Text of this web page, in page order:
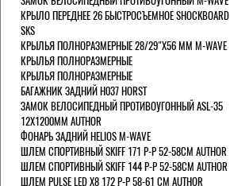
КРЫЛО ПЕРЕДНЕЕ 26 БЫСТРОСЪЕМНОЕ SHOCKBOARD
SKS
КРЫЛЬЯ ПОЛНОРАЗМЕРНЫЕ 28/29"Х56 ММ M-WAVE
КРЫЛЬЯ ПОЛНОРАЗМЕРНЫЕ
КРЫЛЬЯ ПОЛНОРАЗМЕРНЫЕ
БАГАЖНИК ЗАДНИЙ H037 HORST
ЗАМОК ВЕЛОСИПЕДНЫЙ ПРОТИВОУГОННЫЙ ASL-35
12Х1200ММ AUTHOR
ФОНАРЬ ЗАДНИЙ HELIOS M-WAVE
ШЛЕМ СПОРТИВНЫЙ SKIFF 171 Р-Р 52-58СМ AUTHOR
ШЛЕМ СПОРТИВНЫЙ SKIFF 144 Р-Р 52-58СМ AUTHOR
ШЛЕМ PULSE LED X8 172 Р-Р 58-61 СМ AUTHOR